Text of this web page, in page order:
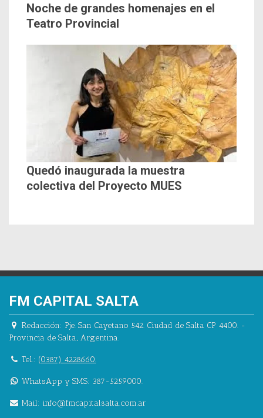
Noche de grandes homenajes en el
Teatro Provincial
Quedó inaugurada la muestra
colectiva del Proyecto MUES
FM CAPITAL SALTA
Redacción: Pje. San Cayetano 542. Ciudad de Salta CP 4400. -
Provincia de Salta., Argentina.
Tel.: (0387) 4228660.
WhatsApp y SMS: 387-5259000.
Mail: info@fmcapitalsalta.com.ar